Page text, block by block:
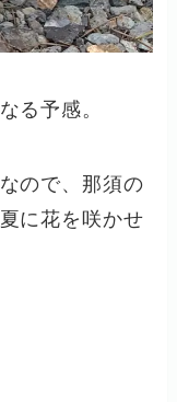
る予感。
ので、那須の
に花を咲かせ